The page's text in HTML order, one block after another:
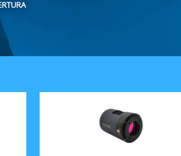
PER FERIE